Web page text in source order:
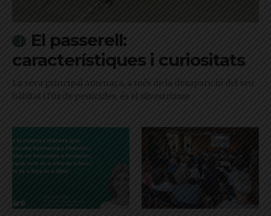
El passerell:
característiques i curiositats
La seva principal amenaça, a més de la desaparició del seu
hàbitat i l'ús de pesticides, és el silvestrisme